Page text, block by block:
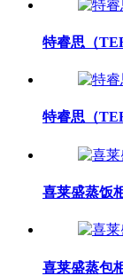
特睿思（
特睿思（
喜莱盛蒸饭
喜莱盛蒸包